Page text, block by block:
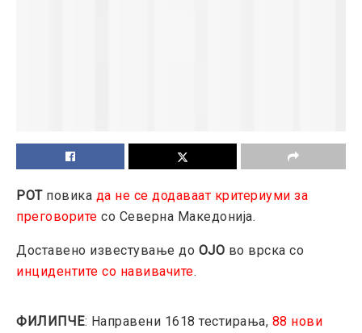
РОТ повика да не се додаваат критериуми за
преговорите со Северна Македонија.
Доставено известување до ОЈО во врска со
инцидентите со навивачите.
ФИЛИПЧЕ: Направени 1618 тестирања, 88 нови